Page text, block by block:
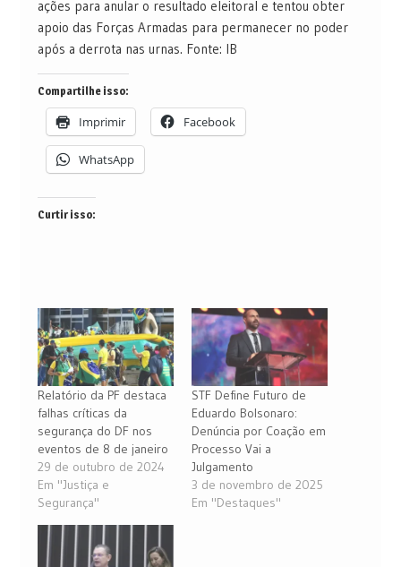
ações para anular o resultado eleitoral e tentou obter
apoio das Forças Armadas para permanecer no poder
após a derrota nas urnas. Fonte: IB
Compartilhe isso:
Imprimir Facebook
WhatsApp
Curtir isso:
Relatório da PF destaca
falhas críticas da
segurança do DF nos
eventos de 8 de janeiro
29 de outubro de 2024
Em "Justiça e
Segurança"
STF Define Futuro de
Eduardo Bolsonaro:
Denúncia por Coação em
Processo Vai a
Julgamento
3 de novembro de 2025
Em "Destaques"